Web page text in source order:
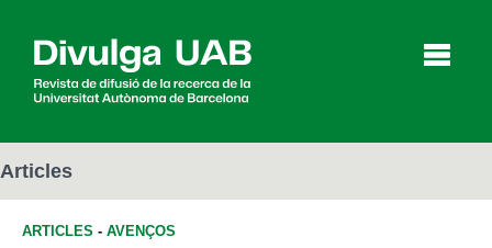
Articles Entrevistes
Articles
ARTICLES - AVENÇOS